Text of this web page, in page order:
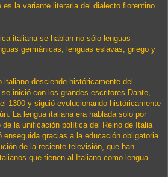
es la variante literaria del dialecto florentino
italiana se hablan no sólo lenguas
germánicas, lenguas eslavas, griego y
italiano desciende históricamente del
inició con los grandes escritores Dante,
1300 y siguió evolucionando históricamente
La lengua italiana era hablada sólo por
la unificación política del Reino de Italia
enseguida gracias a la educación obligatoria
de la reciente televisión, que han
que tienen al Italiano como lengua